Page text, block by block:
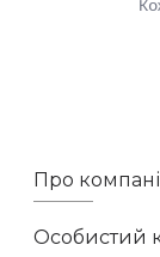
Про
Особистий